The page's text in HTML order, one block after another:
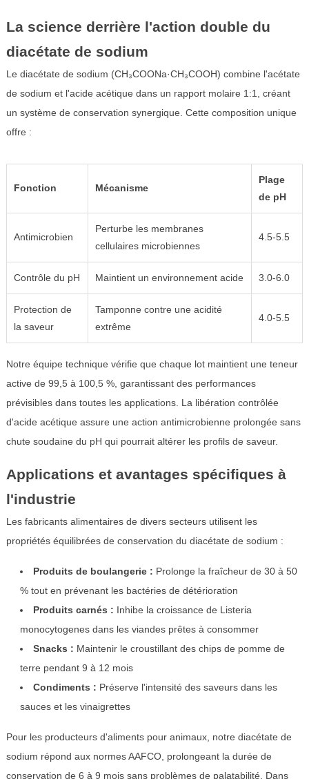
La science derrière l'action double du
diacétate de sodium
Le diacétate de sodium (CH₃COONa·CH₃COOH) combine l'acétate
de sodium et l'acide acétique dans un rapport molaire 1:1, créant
un système de conservation synergique. Cette composition unique
offre :
Fonction Mécanisme
Plage
de pH
Antimicrobien
Perturbe les membranes
cellulaires microbiennes
4.5-5.5
Contrôle du pH Maintient un environnement acide 3.0-6.0
Protection de
la saveur
Tamponne contre une acidité
extrême
4.0-5.5
Notre équipe technique vérifie que chaque lot maintient une teneur
active de 99,5 à 100,5 %, garantissant des performances
prévisibles dans toutes les applications. La libération contrôlée
d'acide acétique assure une action antimicrobienne prolongée sans
chute soudaine du pH qui pourrait altérer les profils de saveur.
Applications et avantages spécifiques à
l'industrie
Les fabricants alimentaires de divers secteurs utilisent les
propriétés équilibrées de conservation du diacétate de sodium :
Produits de boulangerie : Prolonge la fraîcheur de 30 à 50
% tout en prévenant les bactéries de détérioration
Produits carnés : Inhibe la croissance de Listeria
monocytogenes dans les viandes prêtes à consommer
Snacks : Maintenir le croustillant des chips de pomme de
terre pendant 9 à 12 mois
Condiments : Préserve l'intensité des saveurs dans les
sauces et les vinaigrettes
Pour les producteurs d'aliments pour animaux, notre diacétate de
sodium répond aux normes AAFCO, prolongeant la durée de
conservation de 6 à 9 mois sans problèmes de palatabilité. Dans